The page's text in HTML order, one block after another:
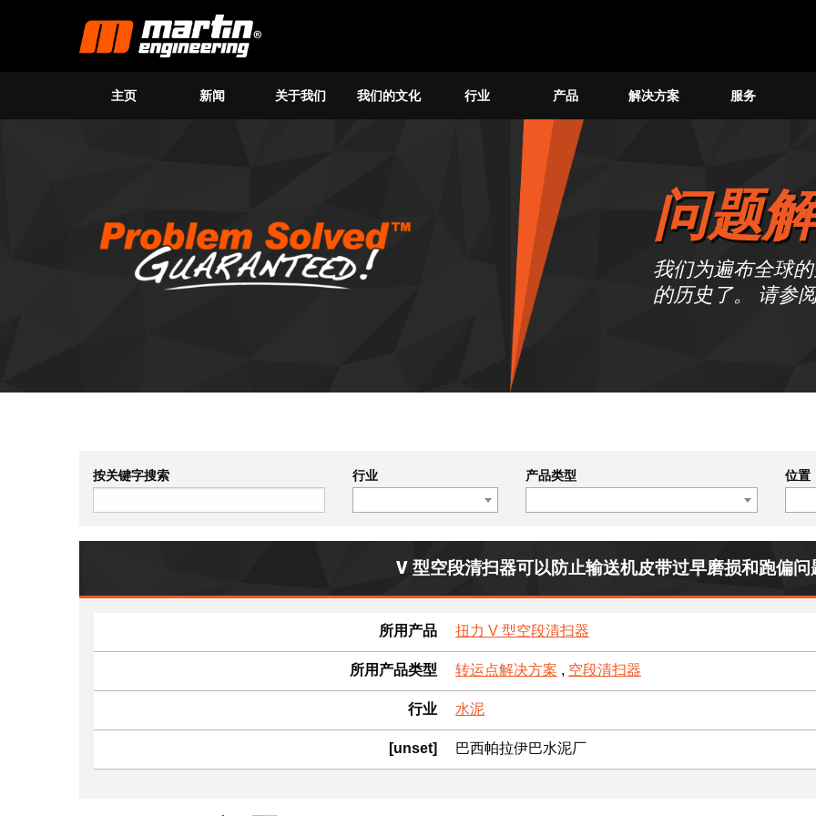
主页 新闻 关于我们 我们的文化 行业 产品 解决方案 服务
问题
我们为遍布全球
的历史了。 请参
按关键字搜索 行业 产品类型 位置
V 型空段清扫器可以防止输送机皮带过早磨损和跑偏问
所用产品 扭力 V 型空段清扫器
所用产品类型 转运点解决方案 , 空段清扫器
行业 水泥
[unset] 巴西帕拉伊巴水泥厂